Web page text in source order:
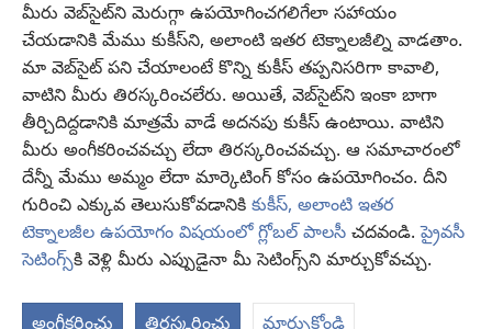
మీరు వెబ్‌సైట్‌ని మెరుగ్గా ఉపయోగించగలిగేలా సహాయం
చేయడానికి మేము కుకీస్‌ని, అలాంటి ఇతర టెక్నాలజీల్ని వాడతాం.
మా వెబ్‌సైట్‌ పని చేయాలంటే కొన్ని కుకీస్‌ తప్పనిసరిగా కావాలి,
వాటిని మీరు తిరస్కరించలేరు. అయితే, వెబ్‌సైట్‌ని ఇంకా బాగా
తీర్చిదిద్దడానికి మాత్రమే వాడే అదనపు కుకీస్‌ ఉంటాయి. వాటిని
మీరు అంగీకరించవచ్చు లేదా తిరస్కరించవచ్చు. ఆ సమాచారంలో
దేన్నీ మేము అమ్మం లేదా మార్కెటింగ్‌ కోసం ఉపయోగించం. దీని
గురించి ఎక్కువ తెలుసుకోవడానికి కుకీస్, అలాంటి ఇతర
టెక్నాలజీల ఉపయోగం విషయంలో గ్లోబల్ పాలసీ చదవండి.ప్రైవసీ
సెటింగ్స్‌కి వెళ్లి మీరు ఎప్పుడైనా మీ సెటింగ్స్‌ని మార్చుకోవచ్చు.
విండో
ఓపెన్‌
అవుతుంది)
JW Hub
(కొత్త
విండో
ఓపెన్‌
అవుతుంది)
JW లైబ్రరీ
కావలికోట లైబ్రరీ
Copyright© 2026 Watch Tower Bible and Tract Society of Pennsylvania.
వినియోగంపై షరతులు| ప్రైవసీ పాలసీ| ప్రైవసీ సెటింగ్స్